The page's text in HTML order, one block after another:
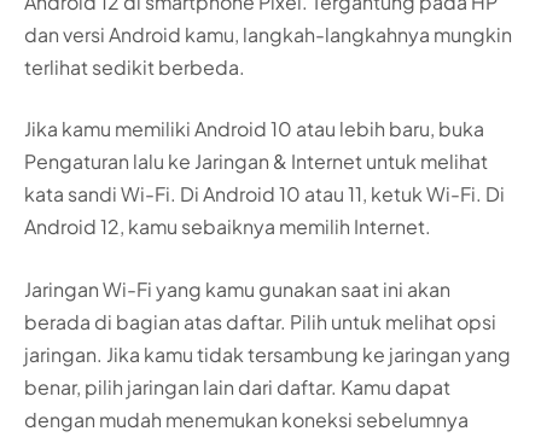
dan versi Android kamu, langkah-langkahnya mungkin
terlihat sedikit berbeda.
Jika kamu memiliki Android 10 atau lebih baru, buka
Pengaturan lalu ke Jaringan & Internet untuk melihat
kata sandi Wi-Fi. Di Android 10 atau 11, ketuk Wi-Fi. Di
Android 12, kamu sebaiknya memilih Internet.
Jaringan Wi-Fi yang kamu gunakan saat ini akan
berada di bagian atas daftar. Pilih untuk melihat opsi
jaringan. Jika kamu tidak tersambung ke jaringan yang
benar, pilih jaringan lain dari daftar. Kamu dapat
dengan mudah menemukan koneksi sebelumnya